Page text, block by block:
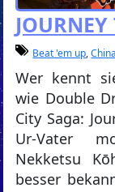
JOURNEY
Beat 'em up,China
Wer kennt
wie Double
City Saga:
Ur-Vater
Nekketsu
besser